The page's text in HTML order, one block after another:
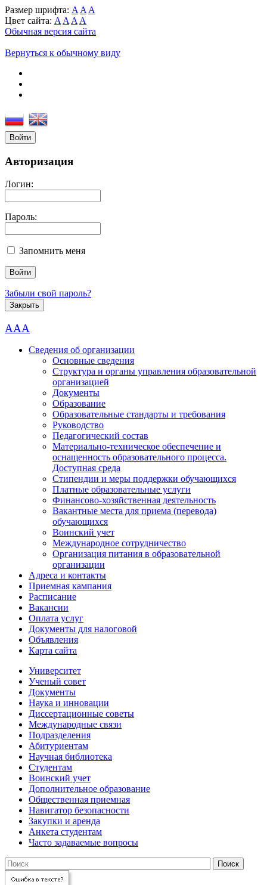
Размер шрифта: A A A
Цвет сайта: A A A A
Обычная версия сайта
Вернуться к обычному виду
Войти
Авторизация
Логин:
Пароль:
Запомнить меня
Забыли свой пароль?
Закрыть
AAA
Сведения об организации
Основные сведения
Структура и органы управления образовательной
организацией
Документы
Образование
Образовательные стандарты и требования
Руководство
Педагогический состав
Материально-техническое обеспечение и
оснащенность образовательного процесса.
Доступная среда
Стипендии и меры поддержки обучающихся
Платные образовательные услуги
Финансово-хозяйственная деятельность
Вакантные места для приема (перевода)
обучающихся
Воинский учет
Международное сотрудничество
Организация питания в образовательной
организации
Адреса и контакты
Приемная кампания
Расписание
Вакансии
Оплата услуг
Документы для налоговой
Объявления
Карта сайта
Университет
Ученый совет
Документы
Наука и инновации
Диссертационные советы
Международные связи
Подразделения
Абитуриентам
Научная библиотека
Студентам
Воинский учет
Дополнительное образование
Общественная приемная
Навигатор безопасности
Закупки и аренда
Анкета студентам
Часто задаваемые вопросы